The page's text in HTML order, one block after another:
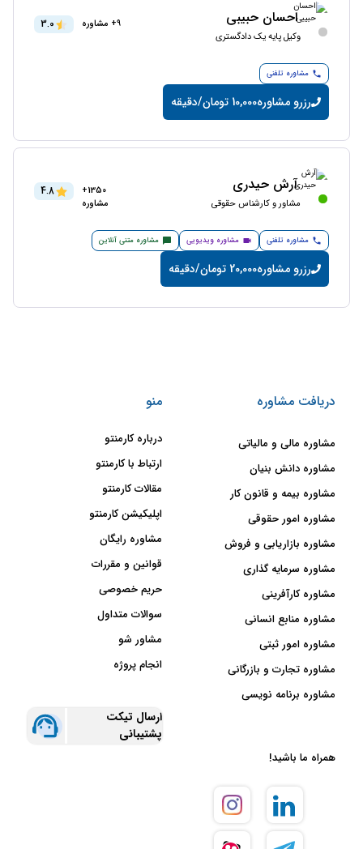
احسان حبیبی
وکیل پایه یک دادگستری
9+ مشاوره 3.0
مشاوره تلفنی
رزرو مشاوره10,000 تومان/دقیقه
آرش حیدری
مشاور و کارشناس حقوقی
1350+
مشاوره
4.8
مشاوره تلفنی مشاوره ویدیویی مشاوره متنی آنلاین
رزرو مشاوره20,000 تومان/دقیقه
دریافت مشاوره
مشاوره مالی و مالیاتی
مشاوره دانش بنیان
مشاوره بیمه و قانون کار
مشاوره امور حقوقی
مشاوره بازاریابی و فروش
مشاوره سرمایه گذاری
مشاوره کارآفرینی
مشاوره منابع انسانی
مشاوره امور ثبتی
مشاوره تجارت و بازرگانی
مشاوره برنامه نویسی
منو
درباره کارمنتو
ارتباط با کارمنتو
مقالات کارمنتو
اپلیکیشن کارمنتو
مشاوره رایگان
قوانین و مقررات
حریم خصوصی
سوالات متداول
مشاور شو
انجام پروژه
ارسال تیکت
پشتیبانی
همراه ما باشید!